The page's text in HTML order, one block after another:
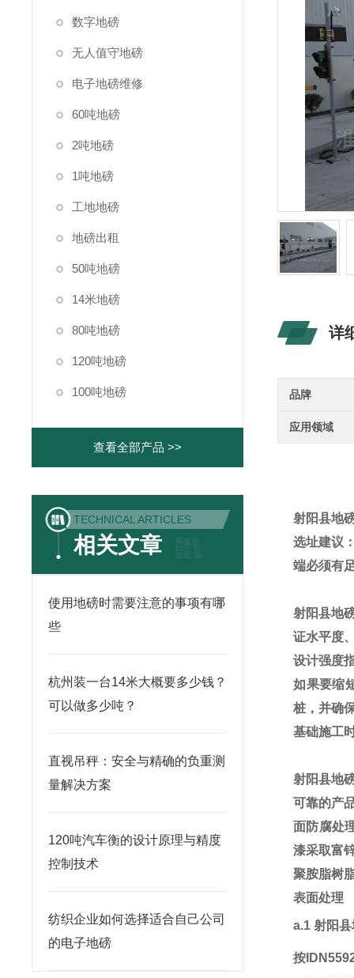
数字地磅
无人值守地磅
电子地磅维修
60吨地磅
2吨地磅
1吨地磅
工地地磅
地磅出租
50吨地磅
14米地磅
80吨地磅
120吨地磅
100吨地磅
查看全部产品 >>
TECHNICAL ARTICLES
相关文章
使用地磅时需要注意的事项有哪
些
杭州装一台14米大概要多少钱？
可以做多少吨？
直视吊秤：安全与精确的负重测
量解决方案
120吨汽车衡的设计原理与精度
控制技术
纺织企业如何选择适合自己公司
的电子地磅
详
品牌
应用领域
射阳县地
选址建议
端必须有
射阳县地
证水平度
设计强度
如果要缩
桩，并确
基础施工
射阳县地
可靠的产
面防腐处
漆采取富
聚胺脂树
表面处理
a.1射阳
按